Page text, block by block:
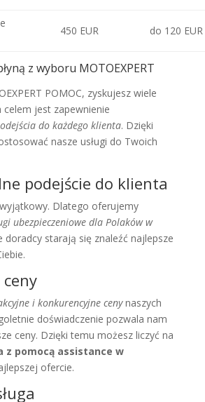
450 EUR do 120 EUR
z wyboru MOTOEXPERT
POMOC, zyskujesz wiele
celem jest zapewnienie
do każdego klienta. Dzięki
nasze usługi do Twoich
podejście do klienta
Dlatego oferujemy
ubezpieczeniowe dla Polaków w
doradcy starają się znaleźć najlepsze
i konkurencyjne cenynaszych
doświadczenie pozwala nam
ceny. Dzięki temu możesz liczyć na
z pomocą assistance w
ofercie.